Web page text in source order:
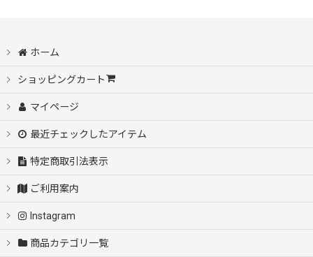
ホーム
ショッピングカート
マイページ
最近チェックしたアイテム
特定商取引法表示
ご利用案内
Instagram
商品カテゴリ一覧